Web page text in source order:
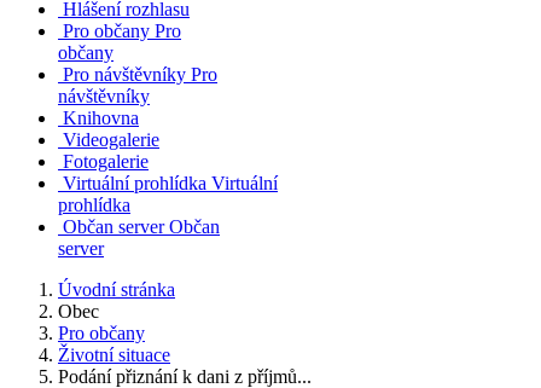
Hlášení rozhlasu
Pro občany Pro
občany
Pro návštěvníky Pro
návštěvníky
Knihovna
Videogalerie
Fotogalerie
Virtuální prohlídka Virtuální
prohlídka
Občan server Občan
server
Úvodní stránka
Obec
Pro občany
Životní situace
Podání přiznání k dani z příjmů...